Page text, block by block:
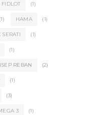
FIDLOT (1)
(1) HAMA (1)
SERATI (1)
(1)
REBAN (2)
(1)
(3)
3 (1)